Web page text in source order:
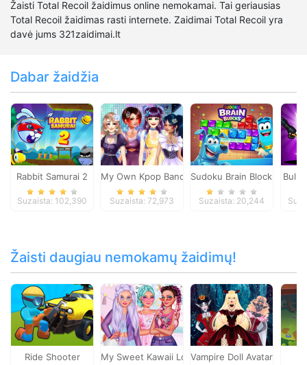
Žaisti Total Recoil žaidimus online nemokamai. Tai geriausias
Total Recoil žaidimas rasti internete. Zaidimai Total Recoil yra
davė jums 321zaidimai.lt
Dabar žaidžia
Rabbit Samurai 2
Suzaista: 102,390
My Own Kpop Band
Suzaista: 72,973
Sudoku Brain Blocks
Suzaista: 20,244
Žaisti daugiau nemokamų žaidimų!
Ride Shooter My Sweet Kawaii LookVampire Doll Avatar